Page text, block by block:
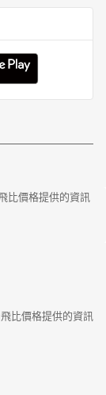
比價格提供的資訊
比價格提供的資訊